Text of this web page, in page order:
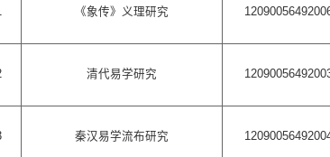
《象传》义理研究
清代易学研究
秦汉易学流布研究